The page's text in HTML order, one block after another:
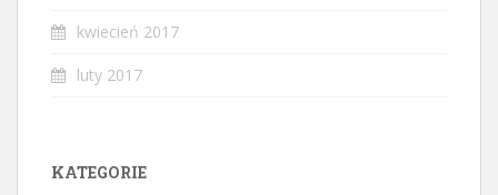
kwiecień 2017
luty 2017
KATEGORIE